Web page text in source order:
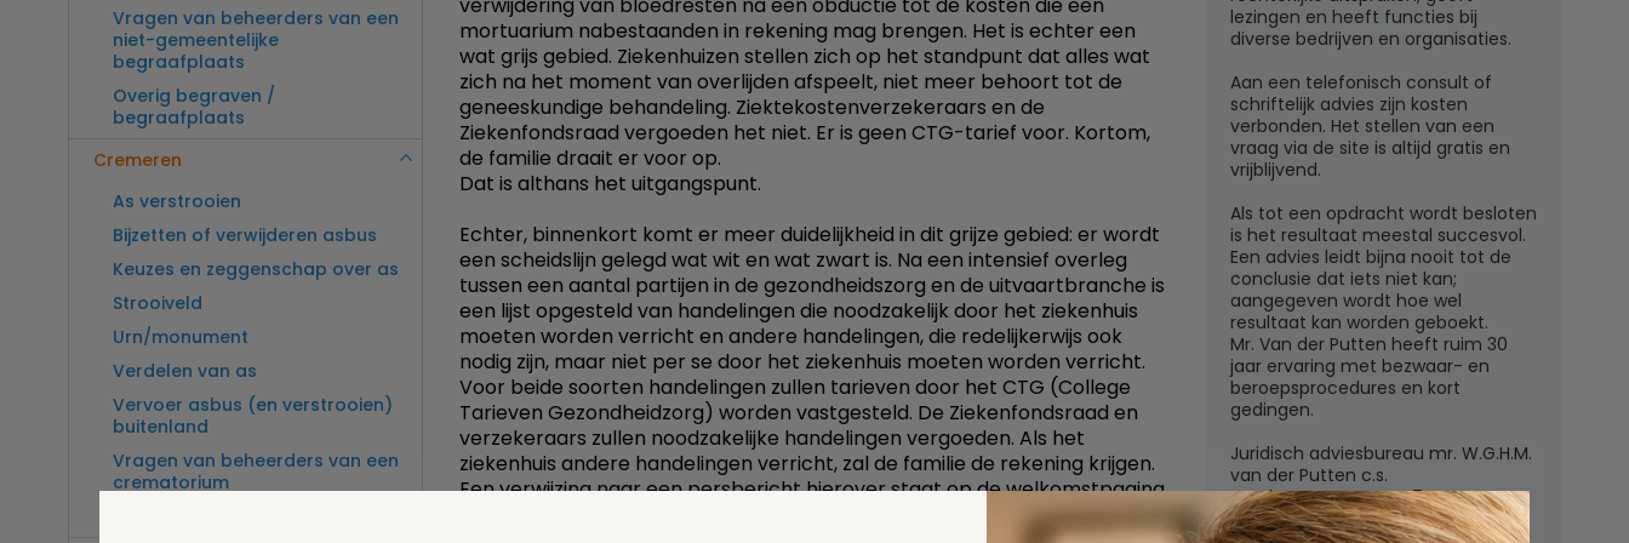
Vragen van beheerders van een
niet-gemeentelijke
begraafplaats
Overig begraven /
begraafplaats
Cremeren
As verstrooien
Bijzetten of verwijderen asbus
Keuzes en zeggenschap over as
Strooiveld
Urn/monument
Verdelen van as
Vervoer asbus (en verstrooien)
buitenland
Vragen van beheerders van een
crematorium
verwijdering van bloedresten na een obductie tot de kosten die een
mortuarium nabestaanden in rekening mag brengen. Het is echter een
wat grijs gebied. Ziekenhuizen stellen zich op het standpunt dat alles wat
zich na het moment van overlijden afspeelt, niet meer behoort tot de
geneeskundige behandeling. Ziektekostenverzekeraars en de
Ziekenfondsraad vergoeden het niet. Er is geen CTG-tarief voor. Kortom,
de familie draait er voor op.
Dat is althans het uitgangspunt.
Echter, binnenkort komt er meer duidelijkheid in dit grijze gebied: er wordt
een scheidslijn gelegd wat wit en wat zwart is. Na een intensief overleg
tussen een aantal partijen in de gezondheidszorg en de uitvaartbranche is
een lijst opgesteld van handelingen die noodzakelijk door het ziekenhuis
moeten worden verricht en andere handelingen, die redelijkerwijs ook
nodig zijn, maar niet per se door het ziekenhuis moeten worden verricht.
Voor beide soorten handelingen zullen tarieven door het CTG (College
Tarieven Gezondheidzorg) worden vastgesteld. De Ziekenfondsraad en
verzekeraars zullen noodzakelijke handelingen vergoeden. Als het
ziekenhuis andere handelingen verricht, zal de familie de rekening krijgen.
Een verwijzing naar een persbericht hierover staat op de welkomstpagina
lezingen en heeft functies bij
diverse bedrijven en organisaties.
Aan een telefonisch consult of
schriftelijk advies zijn kosten
verbonden. Het stellen van een
vraag via de site is altijd gratis en
vrijblijvend.
Als tot een opdracht wordt besloten
is het resultaat meestal succesvol.
Een advies leidt bijna nooit tot de
conclusie dat iets niet kan;
aangegeven wordt hoe wel
resultaat kan worden geboekt.
Mr. Van der Putten heeft ruim 30
jaar ervaring met bezwaar- en
beroepsprocedures en kort
gedingen.
Juridisch adviesbureau mr. W.G.H.M.
van der Putten c.s.
Zutphensestraatweg 7
6881 WN Velp (Gld)